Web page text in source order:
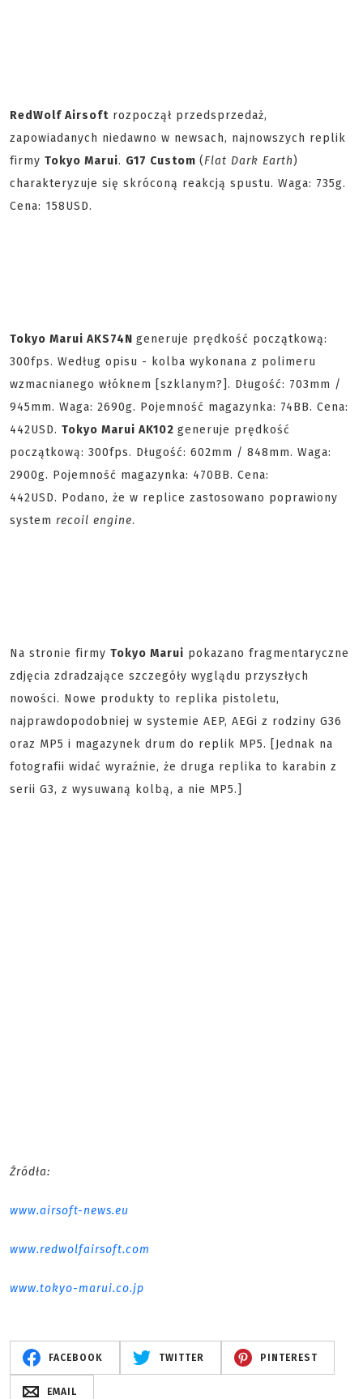
RedWolf Airsoft rozpoczął przedsprzedaż,
zapowiadanych niedawno w newsach, najnowszych replik
firmy Tokyo Marui. G17 Custom (Flat Dark Earth)
charakteryzuje się skróconą reakcją spustu. Waga: 735g.
Cena: 158USD.
Tokyo Marui AKS74N generuje prędkość początkową:
300fps. Według opisu - kolba wykonana z polimeru
wzmacnianego włóknem [szklanym?]. Długość: 703mm /
945mm. Waga: 2690g. Pojemność magazynka: 74BB. Cena:
442USD. Tokyo Marui AK102 generuje prędkość
początkową: 300fps. Długość: 602mm / 848mm. Waga:
2900g. Pojemność magazynka: 470BB. Cena:
442USD. Podano, że w replice zastosowano poprawiony
system recoil engine.
Na stronie firmy Tokyo Marui pokazano fragmentaryczne
zdjęcia zdradzające szczegóły wyglądu przyszłych
nowości. Nowe produkty to replika pistoletu,
najprawdopodobniej w systemie AEP, AEGi z rodziny G36
oraz MP5 i magazynek drum do replik MP5. [Jednak na
fotografii widać wyraźnie, że druga replika to karabin z
serii G3, z wysuwaną kolbą, a nie MP5.]
Źródła:
www.airsoft-news.eu
www.redwolfairsoft.com
www.tokyo-marui.co.jp
FACEBOOK TWITTER PINTEREST
EMAIL